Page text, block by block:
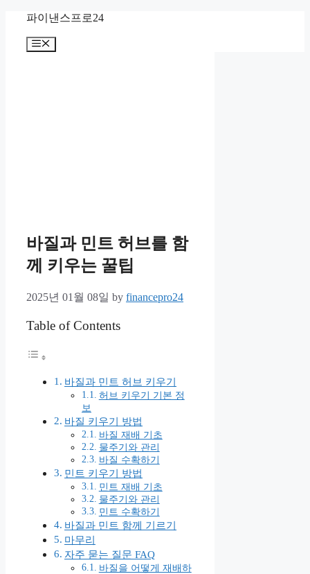
content
파이낸스프로24
Menu
바질과 민트 허브를 함
께 키우는 꿀팁
2025년 01월 08일 by financepro24
Table of Contents
바질과 민트 허브 키우기
허브 키우기 기본 정
보
바질 키우기 방법
바질 재배 기초
물주기와 관리
바질 수확하기
민트 키우기 방법
민트 재배 기초
물주기와 관리
민트 수확하기
바질과 민트 함께 기르기
마무리
자주 묻는 질문 FAQ
바질을 어떻게 재배하